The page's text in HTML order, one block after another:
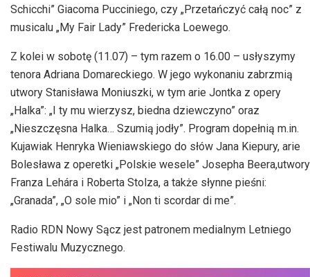
Schicchi” Giacoma Pucciniego, czy „Przetańczyć całą noc” z
musicalu „My Fair Lady” Fredericka Loewego.
Z kolei w sobotę (11.07) – tym razem o 16.00 – usłyszymy
tenora Adriana Domareckiego. W jego wykonaniu zabrzmią
utwory Stanisława Moniuszki, w tym arie Jontka z opery
„Halka”: „I ty mu wierzysz, biedna dziewczyno” oraz
„Nieszczęsna Halka… Szumią jodły”. Program dopełnią m.in.
Kujawiak Henryka Wieniawskiego do słów Jana Kiepury, arie
Bolesława z operetki „Polskie wesele” Josepha Beera,utwory
Franza Lehára i Roberta Stolza, a także słynne pieśni:
„Granada”, „O sole mio” i „Non ti scordar di me”.
Radio RDN Nowy Sącz jest patronem medialnym Letniego
Festiwalu Muzycznego.